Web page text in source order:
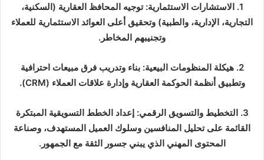
1. الاستشارات الاستثمارية: توجيه المحافظ العقارية (السكنية،
التجارية، الإدارية، والطبية) وتحقيق أعلى العوائد الاستثمارية للعملاء
وتجنيبهم المخاطر.
2. هيكلة المنظومات البيعية: بناء وتدريب فرق مبيعات احترافية
وتطبيق أنظمة الحوكمة العقارية وإدارة علاقات العملاء (CRM).
3. التخطيط والتسويق الرقمي: إعداد الخطط التسويقية المبتكرة
القائمة على تحليل المنافسين وسلوك العميل المستهدف، وصناعة
المحتوى المهني الذي يبني جسور الثقة مع الجمهور.